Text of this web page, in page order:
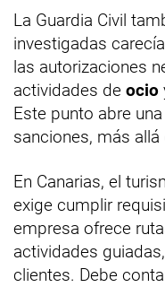
La Guardia Civil
investigadas
las autorizaciones
actividades de ocio
Este punto abre
sanciones, más
En Canarias, el
exige cumplir
empresa ofrece
actividades
clientes. Debe